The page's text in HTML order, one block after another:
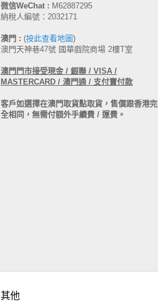
微信WeChat : M62887295
納稅人編號：2032171
澳門 : (按此查看地圖)
澳門天神巷47號 國華戲院商場 2樓T室
澳門 門市接受現金 / 銀聯 / VISA /
MASTERCARD / 澳門通 / 支付寶付款
客戶如選擇在澳門取貨點取貨，售價跟香港完
全相同，無需付額外手續費 / 運費。
其他